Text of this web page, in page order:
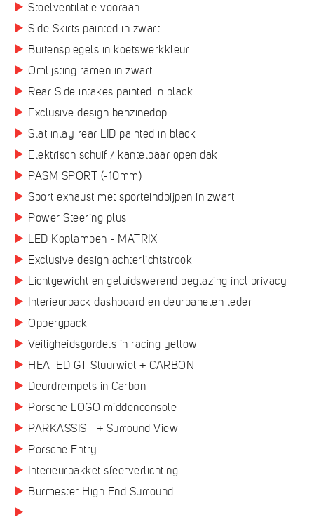
Stoelventilatie vooraan
Side Skirts painted in zwart
Buitenspiegels in koetswerkkleur
Omlijsting ramen in zwart
Rear Side intakes painted in black
Exclusive design benzinedop
Slat inlay rear LID painted in black
Elektrisch schuif / kantelbaar open dak
PASM SPORT (-10mm)
Sport exhaust met sporteindpijpen in zwart
Power Steering plus
LED Koplampen - MATRIX
Exclusive design achterlichtstrook
Lichtgewicht en geluidswerend beglazing incl privacy
Interieurpack dashboard en deurpanelen leder
Opbergpack
Veiligheidsgordels in racing yellow
HEATED GT Stuurwiel + CARBON
Deurdrempels in Carbon
Porsche LOGO middenconsole
PARKASSIST + Surround View
Porsche Entry
Interieurpakket sfeerverlichting
Burmester High End Surround
....